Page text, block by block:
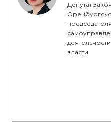
Депутат
власти